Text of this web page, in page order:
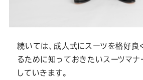
続いては、成人式にスーツを格好良
るために知っておきたいスーツマ
していきます。